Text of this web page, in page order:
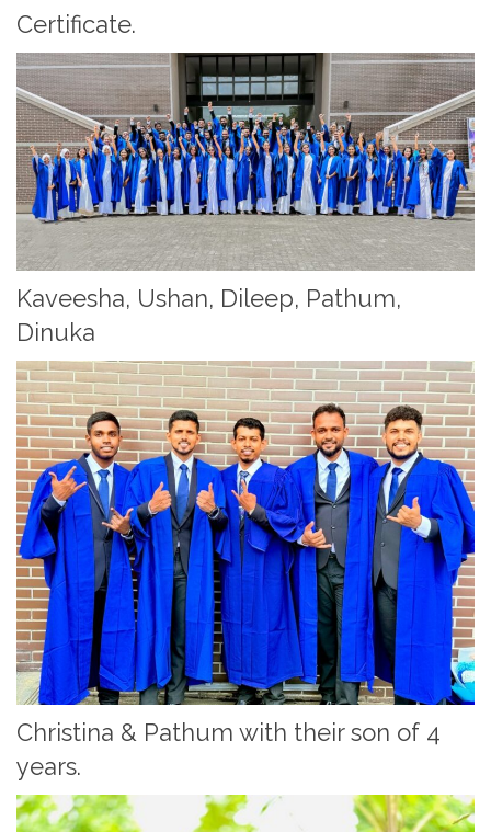
Certificate.
Kaveesha, Ushan, Dileep, Pathum,
Dinuka
Christina & Pathum with their son of 4
years.